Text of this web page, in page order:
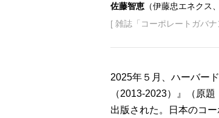
佐藤智恵 （伊藤忠エネクス
[ 雑誌「コーポレートガバ
2025年５月、ハーバー
（2013-2023）』（原
出版された。日本のコ